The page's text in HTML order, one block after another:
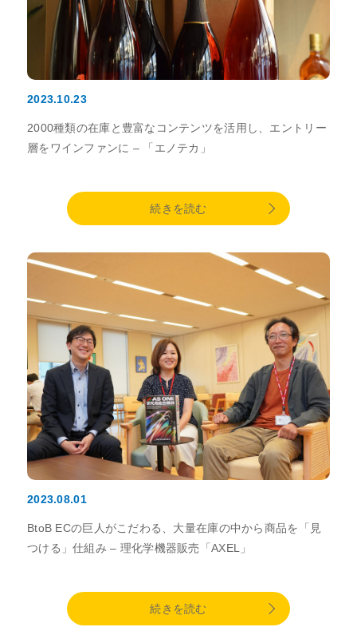
2023.10.23
2000種類の在庫と豊富なコンテンツを活用し、エントリー
層をワインファンに – 「エノテカ」
続きを読む
2023.08.01
BtoB ECの巨人がこだわる、大量在庫の中から商品を「見
つける」仕組み – 理化学機器販売「AXEL」
続きを読む